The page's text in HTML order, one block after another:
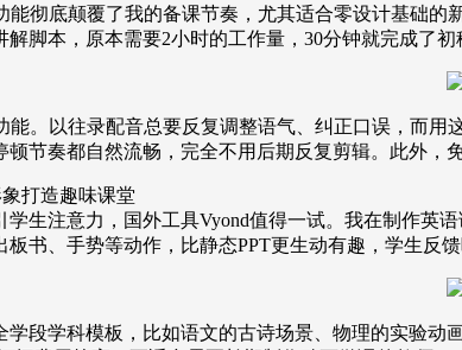
彻底颠覆了我的备课节奏，尤其适合零设计基础的
脚本，原本需要2小时的工作量，30分钟就完成了
。以往录配音总要反复调整语气、纠正口误，而
节奏都自然流畅，完全不用后期反复剪辑。此外，
打造趣味课堂
生注意力，国外工具Vyond值得一试。我在制作英
书、手势等动作，比静态PPT更生动有趣，学生反馈
学段学科模板，比如语文的古诗场景、物理的实验